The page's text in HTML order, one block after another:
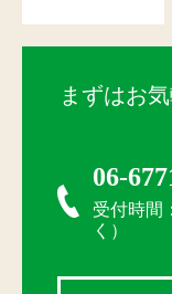
まずはお
06-
受付時間
く）